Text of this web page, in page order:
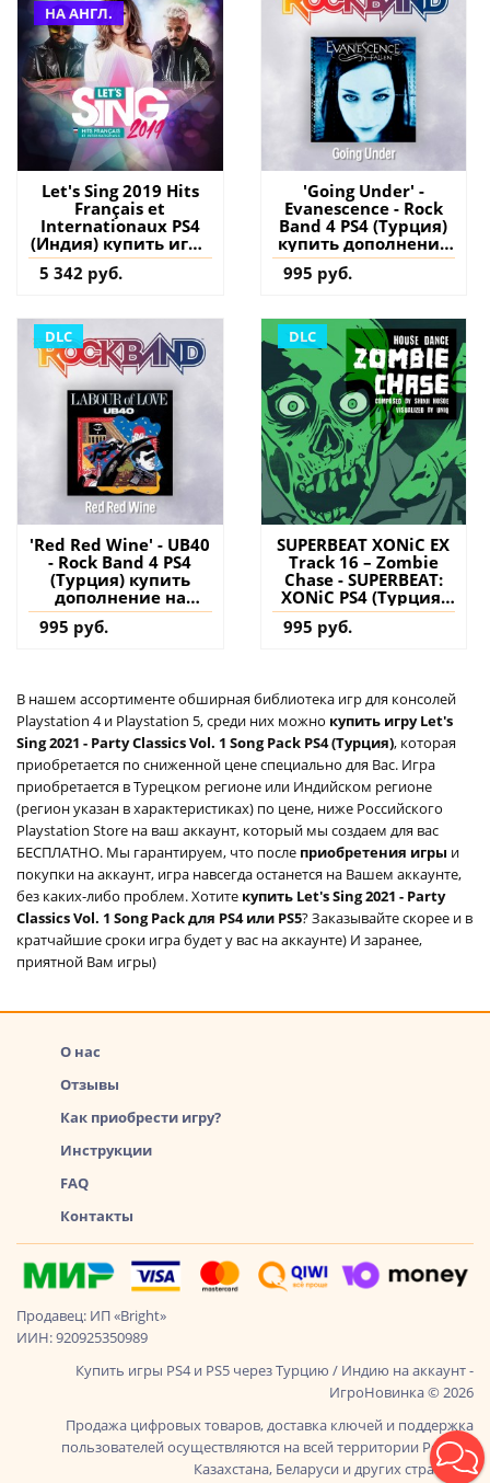
НА АНГЛ.
Let's Sing 2019 Hits
Français et
Internationaux PS4
(Индия) купить игру
на аккаунт
5 342 руб.
'Going Under' -
Evanescence - Rock
Band 4 PS4 (Турция)
купить дополнение
на аккаунт
995 руб.
DLC
'Red Red Wine' - UB40
- Rock Band 4 PS4
(Турция) купить
дополнение на
аккаунт
995 руб.
DLC
SUPERBEAT XONiC EX
Track 16 – Zombie
Chase - SUPERBEAT:
XONiC PS4 (Турция)
купить дополнение
на аккаунт
995 руб.
В нашем ассортименте обширная библиотека игр для консолей
Playstation 4 и Playstation 5, среди них можно купить игру Let's
Sing 2021 - Party Classics Vol. 1 Song Pack PS4 (Турция), которая
приобретается по сниженной цене специально для Вас. Игра
приобретается в Турецком регионе или Индийском регионе
(регион указан в характеристиках) по цене, ниже Российского
Playstation Store на ваш аккаунт, который мы создаем для вас
БЕСПЛАТНО. Мы гарантируем, что после приобретения игры и
покупки на аккаунт, игра навсегда останется на Вашем аккаунте,
без каких-либо проблем. Хотите купить Let's Sing 2021 - Party
Classics Vol. 1 Song Pack для PS4 или PS5? Заказывайте скорее и в
кратчайшие сроки игра будет у вас на аккаунте) И заранее,
приятной Вам игры)
О нас
Отзывы
Как приобрести игру?
Инструкции
FAQ
Контакты
Продавец: ИП «Bright»
ИИН: 920925350989
Купить игры PS4 и PS5 через Турцию / Индию на аккаунт -
ИгроНовинка © 2026
Продажа цифровых товаров, доставка ключей и поддержка
пользователей осуществляются на всей территории России,
Казахстана, Беларуси и других стран СНГ